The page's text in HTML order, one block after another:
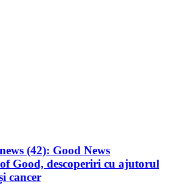
(42): Good News
Good, descoperiri cu ajutorul
cancer